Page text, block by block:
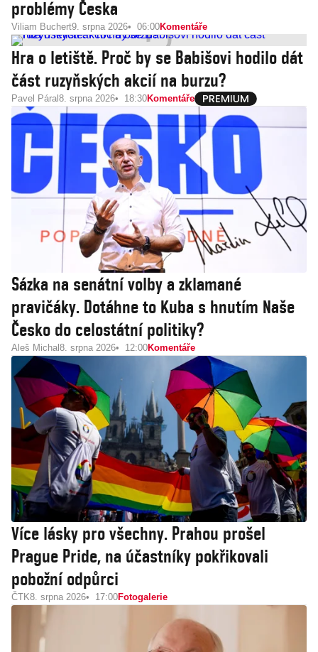
problémy Česka
Viliam Buchert9. srpna 2026 06:00Komentáře
Hra o letiště. Proč by se Babišovi hodilo dát
část ruzyňských akcií na burzu?
Pavel Páral 8. srpna 2026 18:30Komentáře
Sázka na senátní volby a zklamané
pravičáky. Dotáhne to Kuba s hnutím Naše
Česko do celostátní politiky?
Aleš Michal 8. srpna 2026 12:00Komentáře
Více lásky pro všechny. Prahou prošel
Prague Pride, na účastníky pokřikovali
pobožní odpůrci
ČTK8. srpna 2026 17:00Fotogalerie